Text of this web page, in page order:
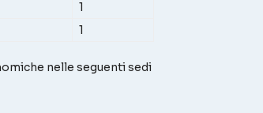
1
1
nelle seguenti sedi